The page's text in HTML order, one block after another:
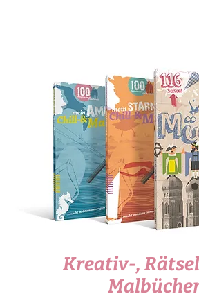
Kreativ-,